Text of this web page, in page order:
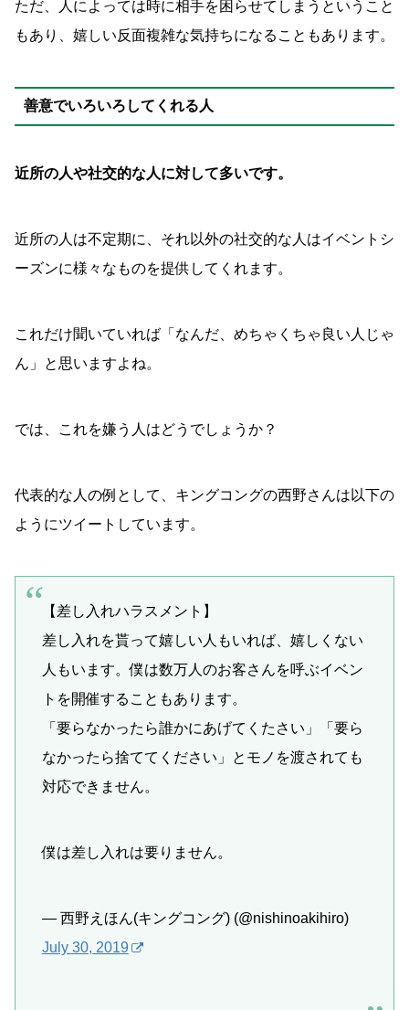
ただ、人によっては時に相手を困らせてしまうということ
もあり、嬉しい反面複雑な気持ちになることもあります。
善意でいろいろしてくれる人
近所の人や社交的な人に対して多いです。
近所の人は不定期に、それ以外の社交的な人はイベントシ
ーズンに様々なものを提供してくれます。
これだけ聞いていれば「なんだ、めちゃくちゃ良い人じゃ
ん」と思いますよね。
では、これを嫌う人はどうでしょうか？
代表的な人の例として、キングコングの西野さんは以下の
ようにツイートしています。
【差し入れハラスメント】
差し入れを貰って嬉しい人もいれば、嬉しくない
人もいます。僕は数万人のお客さんを呼ぶイベン
トを開催することもあります。
「要らなかったら誰かにあげてくたさい」「要ら
なかったら捨ててください」とモノを渡されても
対応できません。
僕は差し入れは要りません。
— 西野えほん(キングコング) (@nishinoakihiro)
July 30, 2019